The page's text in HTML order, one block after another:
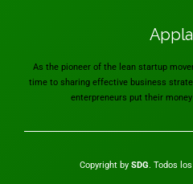
As the pioneer of the lean startup
time to sharing effective business
enterpreneurs put their
Copyright by SDG. Todos